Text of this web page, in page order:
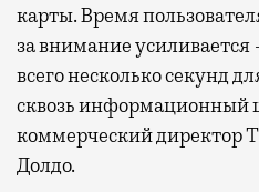
карты. Время
за внимание усиливается
всего несколько секунд
сквозь информационный
коммерческий директор
Долдо.